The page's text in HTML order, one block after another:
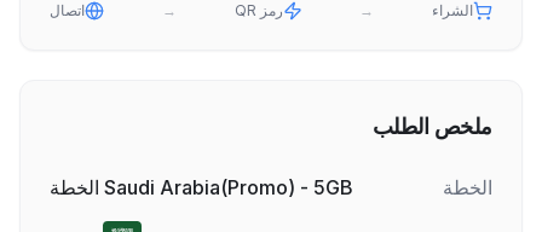
الشراء → رمز QR → اتصال
ملخص الطلب
الخطة Saudi Arabia(Promo) - 5GB الخطة